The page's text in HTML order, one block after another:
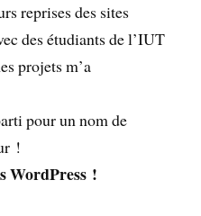
reprises des sites
des étudiants de l’IUT
projets m’a
pour un nom de
!
WordPress !